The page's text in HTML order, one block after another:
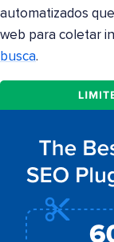
automatizados que
web para coletar
busca.